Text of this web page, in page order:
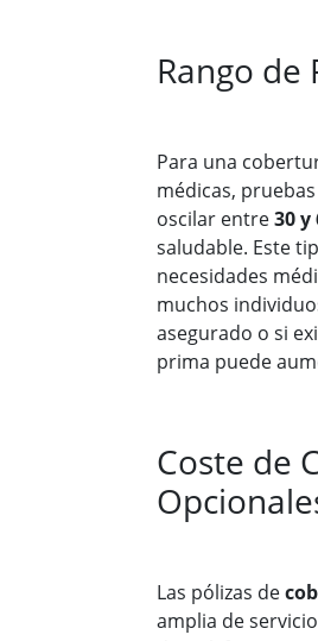
Rango de
Para una
médicas,
oscilar entre30 y
saludable. Este
necesidades
muchos
asegurado o si
prima puede
Coste de
Las pólizas de
amplia de